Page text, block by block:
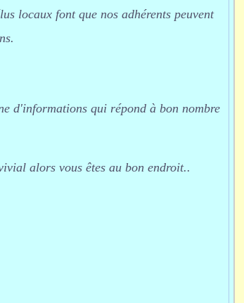
locaux font que nos adhérents peuvent
d'informations qui répond à bon nombre
alors vous êtes au bon endroit..